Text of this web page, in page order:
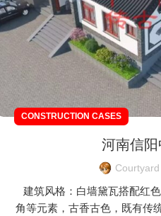
CONSTRUCTION CASES
河南信
建筑风格：白墙黛瓦搭配红
角等元素，古香古色，既有传